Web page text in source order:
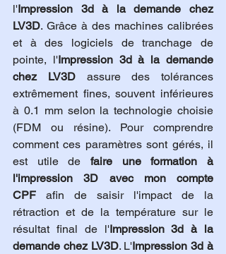
l'Impression 3d à la demande chez
LV3D. Grâce à des machines calibrées
et à des logiciels de tranchage de
pointe, l'Impression 3d à la demande
chez LV3D assure des tolérances
extrêmement fines, souvent inférieures
à 0.1 mm selon la technologie choisie
(FDM ou résine). Pour comprendre
comment ces paramètres sont gérés, il
est utile de faire une formation à
l'impression 3D avec mon compte
CPF afin de saisir l'impact de la
rétraction et de la température sur le
résultat final de l'Impression 3d à la
demande chez LV3D. L'Impression 3d à